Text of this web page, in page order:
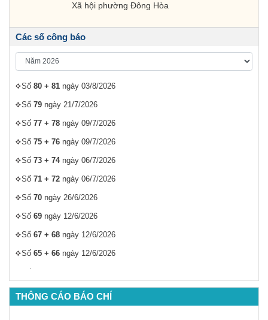
Xã hội phường Đông Hòa
Các số công báo
Số 80 + 81 ngày 03/8/2026
Số 79 ngày 21/7/2026
Số 77 + 78 ngày 09/7/2026
Số 75 + 76 ngày 09/7/2026
Số 73 + 74ngày 06/7/2026
Số 71 + 72 ngày 06/7/2026
Số 70 ngày 26/6/2026
Số 69 ngày 12/6/2026
Số 67 + 68 ngày 12/6/2026
Số 65 + 66 ngày 12/6/2026
Số61 + 62ngày 04/6/2026
THÔNG CÁO BÁO CHÍ